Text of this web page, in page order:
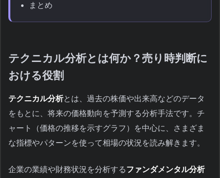
まとめ
テクニカル分析とは何か？売り時判断に
おける役割
テクニカル分析とは、過去の株価や出来高などのデータ
をもとに、将来の価格動向を予測する分析手法です。チ
ャート（価格の推移を示すグラフ）を中心に、さまざま
な指標やパターンを使って相場の状況を読み解きます。
企業の業績や財務状況を分析するファンダメンタル分析